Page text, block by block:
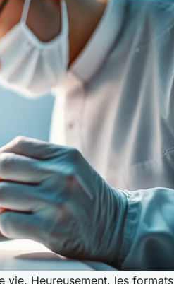
Heureusement, les formats